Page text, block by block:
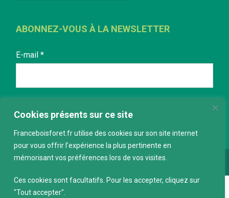
Cookies présents sur ce site
Franceboisforet.fr utilise des cookies sur son site internet
pour vous offrir l’expérience la plus pertinente en
mémorisant vos préférences lors de vos visites.
Ces cookies sont facultatifs. Pour les accepter, cliquez sur
"Tout accepter".
ABONNEZ-VOUS À LA NEWSLETTER
E-mail *
Conception :keepdesign.fr